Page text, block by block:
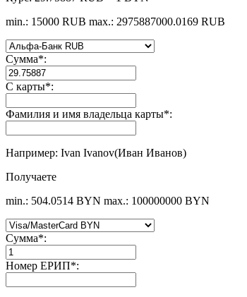
min.: 15000 RUB max.: 2975887000.0169 RUB
Сумма*:
С карты*:
Фамилия и имя владельца карты*:
Например: Ivan Ivanov(Иван Иванов)
Получаете
min.: 504.0514 BYN max.: 100000000 BYN
Сумма*:
Номер ЕРИП*: